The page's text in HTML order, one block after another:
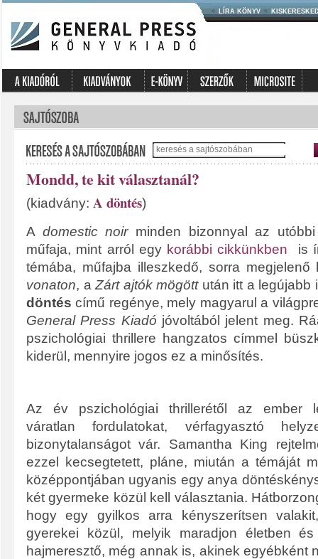
LÍRA KÖNYV
Mondd, te kit választanál?
(kiadvány: A döntés)
A domestic noirminden bizonnyal az utóbbi
műfaja, mint arról egykorábbi cikkünkben
is
témába, műfajba illeszkedő, sorra
vonaton, a Zárt ajtók mögöttután itt a legújabb
döntés című regénye, mely magyarul a
General Press Kiadó jóvoltából jelent meg.
pszichológiai thrillere hangzatos címmel
kiderül, mennyire jogos ez a minősítés.
Az év pszichológiai thrillerétől az ember
váratlan fordulatokat, vérfagyasztó
bizonytalanságot vár. Samantha King
ezzel kecsegtetett, pláne, miután a témáját
középpontjában ugyanis egy anya
két gyermeke közül kell választania.
hogy egy gyilkos arra kényszerítsen
gyerekei közül, melyik maradjon életben
hajmeresztő, még annak is, akinek egyébként